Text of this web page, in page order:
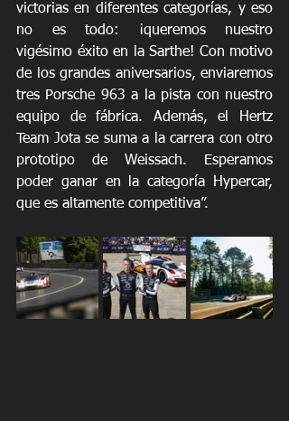
victorias en diferentes categorías, y eso
no es todo: ¡queremos nuestro
vigésimo éxito en la Sarthe! Con motivo
de los grandes aniversarios, enviaremos
tres Porsche 963 a la pista con nuestro
equipo de fábrica. Además, el Hertz
Team Jota se suma a la carrera con otro
prototipo de Weissach. Esperamos
poder ganar en la categoría Hypercar,
que es altamente competitiva”.